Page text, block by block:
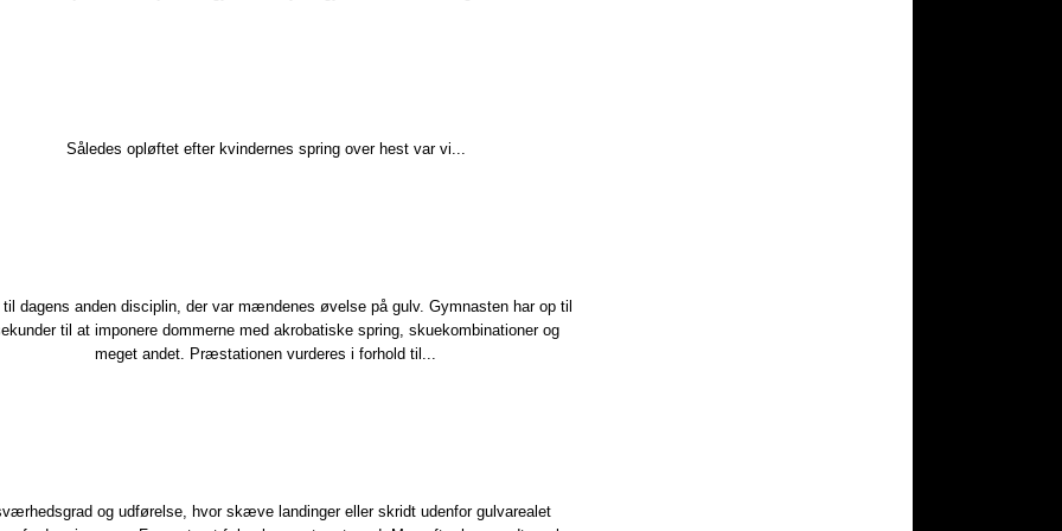
​Således opløftet efter kvindernes spring over hest var vi...
til dagens anden disciplin, der var mændenes øvelse på gulv.​ Gymnasten har op til
til at imponere dommerne med akrobatiske spring, skuekombinationer og
meget andet. Præstationen vurderes i forhold til...
og udførelse, hvor skæve landinger eller skridt udenfor gulvarealet